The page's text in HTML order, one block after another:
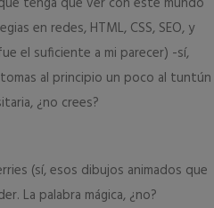
en redes, HTML, CSS, SEO, y
el suficiente a mi parecer) -sí,
al principio un poco al tuntún
¿no crees?
(sí, esos dibujos animados que
La palabra mágica, ¿no?